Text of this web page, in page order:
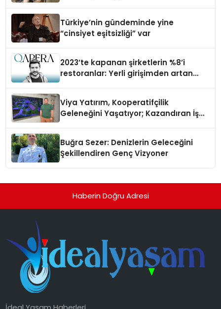
Türkiye’nin gündeminde yine
“cinsiyet eşitsizliği” var
2023’te kapanan şirketlerin %8’i
restoranlar: Yerli girişimden artan
Viya Yatırım, Kooperatifçilik
Geleneğini Yaşatıyor; Kazandıran İş
Buğra Sezer: Denizlerin Geleceğini
Şekillendiren Genç Vizyoner
Haberin Doğru Adresi